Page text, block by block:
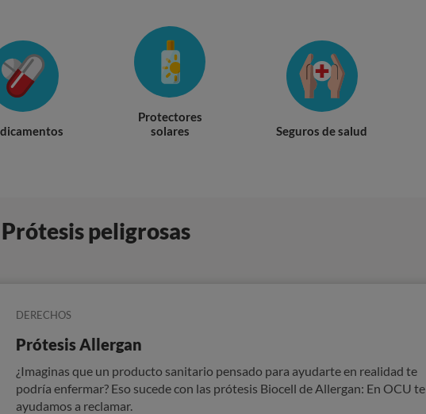
Protectores
solares
Seguros de salud
calidad y menos esperas
Atención primaria: más calidad y menos esperas
Tener que esperar varios días para que nos vea el médico no nos convence.
Queremos una mejor atención en los centros de salud: pedimos calidad y
agilidad.
Prótesis peligrosas
DERECHOS
Prótesis Allergan
¿Imaginas que un producto sanitario pensado para ayudarte en realidad te
podría enfermar? Eso sucede con las prótesis Biocell de Allergan: En OCU te
ayudamos a reclamar.